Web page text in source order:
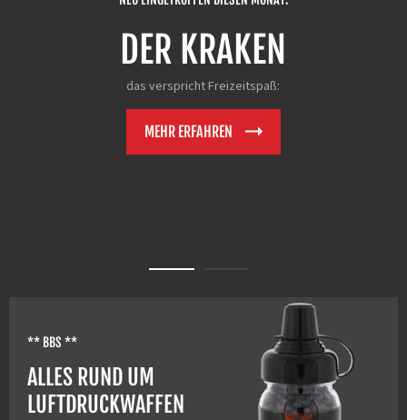
DER KRAKEN
das verspricht Freizeitspaß:
MEHR ERFAHREN
** BBS **
ALLES RUND UM
LUFTDRUCKWAFFEN